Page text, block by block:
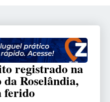
registrado na
Roselândia,
ferido